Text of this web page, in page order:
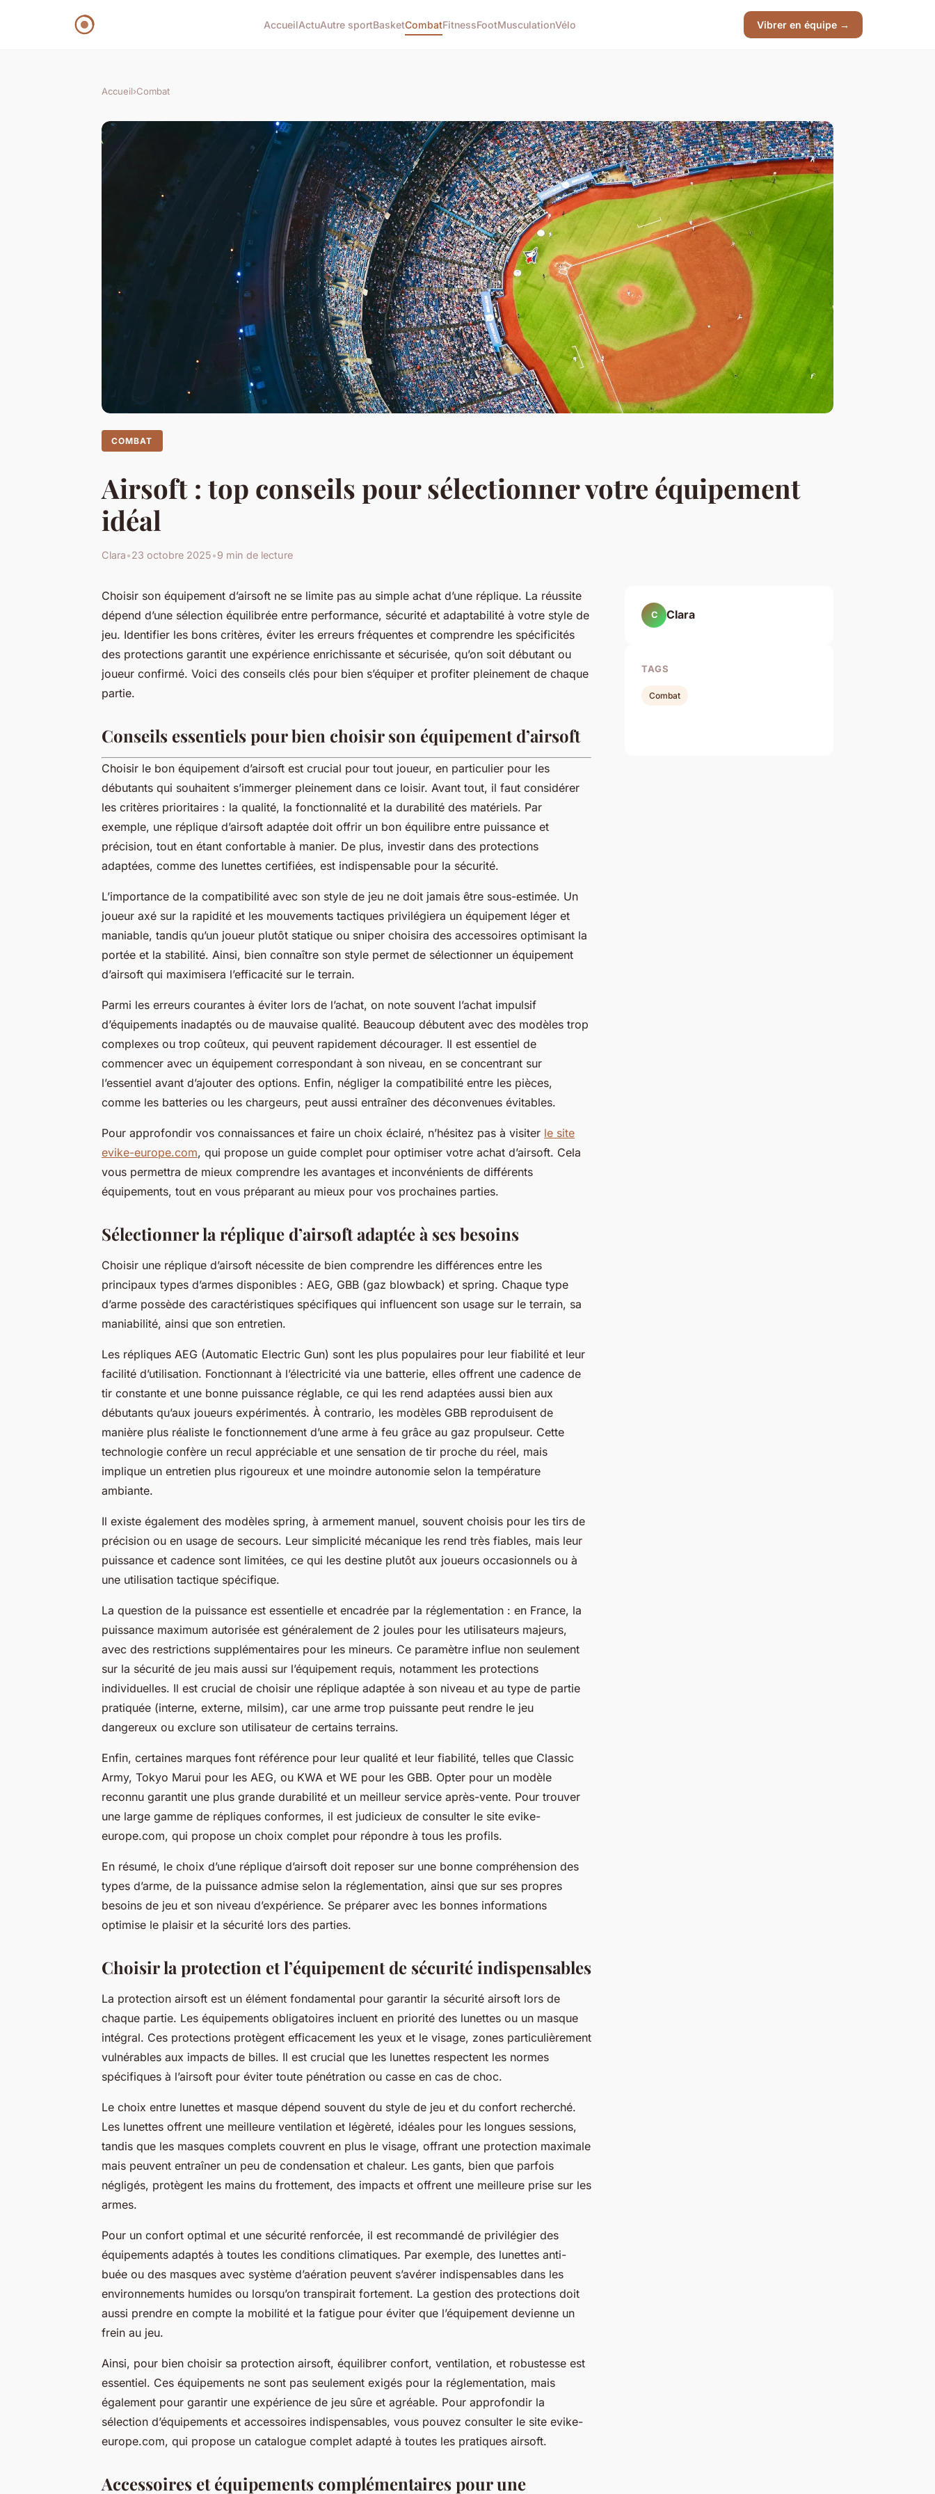
AccueilActuAutre sportBasketCombatFitnessFootMusculationVélo Vibrer en équipe →
Accueil›Combat
COMBAT
Airsoft : top conseils pour sélectionner votre équipement
idéal
Clara•23 octobre 2025•9 min de lecture
Choisir son équipement d’airsoft ne se limite pas au simple achat d’une réplique. La réussite
dépend d’une sélection équilibrée entre performance, sécurité et adaptabilité à votre style de
jeu. Identifier les bons critères, éviter les erreurs fréquentes et comprendre les spécificités
des protections garantit une expérience enrichissante et sécurisée, qu’on soit débutant ou
joueur confirmé. Voici des conseils clés pour bien s’équiper et profiter pleinement de chaque
partie.
Conseils essentiels pour bien choisir son équipement d’airsoft
Choisir le bon équipement d’airsoft est crucial pour tout joueur, en particulier pour les
débutants qui souhaitent s’immerger pleinement dans ce loisir. Avant tout, il faut considérer
les critères prioritaires : la qualité, la fonctionnalité et la durabilité des matériels. Par
exemple, une réplique d’airsoft adaptée doit offrir un bon équilibre entre puissance et
précision, tout en étant confortable à manier. De plus, investir dans des protections
adaptées, comme des lunettes certifiées, est indispensable pour la sécurité.
L’importance de la compatibilité avec son style de jeu ne doit jamais être sous-estimée. Un
joueur axé sur la rapidité et les mouvements tactiques privilégiera un équipement léger et
maniable, tandis qu’un joueur plutôt statique ou sniper choisira des accessoires optimisant la
portée et la stabilité. Ainsi, bien connaître son style permet de sélectionner un équipement
d’airsoft qui maximisera l’efficacité sur le terrain.
Parmi les erreurs courantes à éviter lors de l’achat, on note souvent l’achat impulsif
d’équipements inadaptés ou de mauvaise qualité. Beaucoup débutent avec des modèles trop
complexes ou trop coûteux, qui peuvent rapidement décourager. Il est essentiel de
commencer avec un équipement correspondant à son niveau, en se concentrant sur
l’essentiel avant d’ajouter des options. Enfin, négliger la compatibilité entre les pièces,
comme les batteries ou les chargeurs, peut aussi entraîner des déconvenues évitables.
Pour approfondir vos connaissances et faire un choix éclairé, n’hésitez pas à visiter le site
evike-europe.com, qui propose un guide complet pour optimiser votre achat d’airsoft. Cela
vous permettra de mieux comprendre les avantages et inconvénients de différents
équipements, tout en vous préparant au mieux pour vos prochaines parties.
Sélectionner la réplique d’airsoft adaptée à ses besoins
Choisir une réplique d’airsoft nécessite de bien comprendre les différences entre les
principaux types d’armes disponibles : AEG, GBB (gaz blowback) et spring. Chaque type
d’arme possède des caractéristiques spécifiques qui influencent son usage sur le terrain, sa
maniabilité, ainsi que son entretien.
Les répliques AEG (Automatic Electric Gun) sont les plus populaires pour leur fiabilité et leur
facilité d’utilisation. Fonctionnant à l’électricité via une batterie, elles offrent une cadence de
tir constante et une bonne puissance réglable, ce qui les rend adaptées aussi bien aux
débutants qu’aux joueurs expérimentés. À contrario, les modèles GBB reproduisent de
manière plus réaliste le fonctionnement d’une arme à feu grâce au gaz propulseur. Cette
technologie confère un recul appréciable et une sensation de tir proche du réel, mais
implique un entretien plus rigoureux et une moindre autonomie selon la température
ambiante.
Il existe également des modèles spring, à armement manuel, souvent choisis pour les tirs de
précision ou en usage de secours. Leur simplicité mécanique les rend très fiables, mais leur
puissance et cadence sont limitées, ce qui les destine plutôt aux joueurs occasionnels ou à
une utilisation tactique spécifique.
La question de la puissance est essentielle et encadrée par la réglementation : en France, la
puissance maximum autorisée est généralement de 2 joules pour les utilisateurs majeurs,
avec des restrictions supplémentaires pour les mineurs. Ce paramètre influe non seulement
sur la sécurité de jeu mais aussi sur l’équipement requis, notamment les protections
individuelles. Il est crucial de choisir une réplique adaptée à son niveau et au type de partie
pratiquée (interne, externe, milsim), car une arme trop puissante peut rendre le jeu
dangereux ou exclure son utilisateur de certains terrains.
Enfin, certaines marques font référence pour leur qualité et leur fiabilité, telles que Classic
Army, Tokyo Marui pour les AEG, ou KWA et WE pour les GBB. Opter pour un modèle
reconnu garantit une plus grande durabilité et un meilleur service après-vente. Pour trouver
une large gamme de répliques conformes, il est judicieux de consulter le site evike-
europe.com, qui propose un choix complet pour répondre à tous les profils.
En résumé, le choix d’une réplique d’airsoft doit reposer sur une bonne compréhension des
types d’arme, de la puissance admise selon la réglementation, ainsi que sur ses propres
besoins de jeu et son niveau d’expérience. Se préparer avec les bonnes informations
optimise le plaisir et la sécurité lors des parties.
Choisir la protection et l’équipement de sécurité indispensables
La protection airsoft est un élément fondamental pour garantir la sécurité airsoft lors de
chaque partie. Les équipements obligatoires incluent en priorité des lunettes ou un masque
intégral. Ces protections protègent efficacement les yeux et le visage, zones particulièrement
vulnérables aux impacts de billes. Il est crucial que les lunettes respectent les normes
spécifiques à l’airsoft pour éviter toute pénétration ou casse en cas de choc.
Le choix entre lunettes et masque dépend souvent du style de jeu et du confort recherché.
Les lunettes offrent une meilleure ventilation et légèreté, idéales pour les longues sessions,
tandis que les masques complets couvrent en plus le visage, offrant une protection maximale
mais peuvent entraîner un peu de condensation et chaleur. Les gants, bien que parfois
négligés, protègent les mains du frottement, des impacts et offrent une meilleure prise sur les
armes.
Pour un confort optimal et une sécurité renforcée, il est recommandé de privilégier des
équipements adaptés à toutes les conditions climatiques. Par exemple, des lunettes anti-
buée ou des masques avec système d’aération peuvent s’avérer indispensables dans les
environnements humides ou lorsqu’on transpirait fortement. La gestion des protections doit
aussi prendre en compte la mobilité et la fatigue pour éviter que l’équipement devienne un
frein au jeu.
Ainsi, pour bien choisir sa protection airsoft, équilibrer confort, ventilation, et robustesse est
essentiel. Ces équipements ne sont pas seulement exigés pour la réglementation, mais
également pour garantir une expérience de jeu sûre et agréable. Pour approfondir la
sélection d’équipements et accessoires indispensables, vous pouvez consulter le site evike-
europe.com, qui propose un catalogue complet adapté à toutes les pratiques airsoft.
Accessoires et équipements complémentaires pour une
C Clara
TAGS
Combat